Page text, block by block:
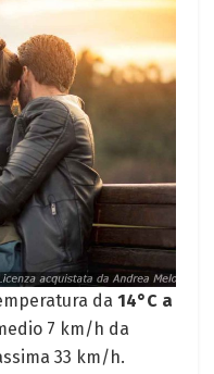
da 14°C a
7 km/h da
33 km/h.